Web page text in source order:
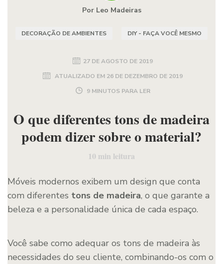
Por Leo Madeiras
DECORAÇÃO DE AMBIENTES DIY - FAÇA VOCÊ MESMO
27 DE AGOSTO DE 2019
ATUALIZADO EM 26 DE DEZEMBRO DE 2019
9 MINUTOS PARA LER
O que diferentes tons de madeira
podem dizer sobre o material?
10 min leitura
Móveis modernos exibem um design que conta
com diferentes tons de madeira, o que garante a
beleza e a personalidade única de cada espaço.
Você sabe como adequar os tons de madeira às
necessidades do seu cliente, combinando-os com o